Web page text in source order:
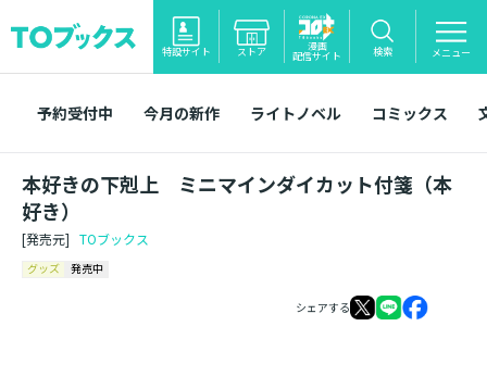
特設サイト ストア 漫画
配信サイト 検索 メニュー
予約受付中 今月の新作 ライトノベル コミックス
本好きの下剋上 ミニマインダイカット付箋（本
好き）
[発売元] TOブックス
グッズ 発売中
シェアする